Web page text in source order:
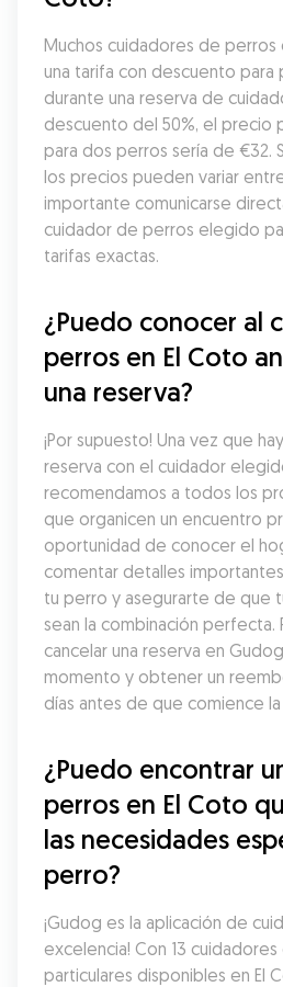
Muchos cuidadores de perros
una tarifa con descuento para
durante una reserva de
descuento del 50%, el precio
para dos perros sería de €32.
los precios pueden variar
importante comunicarse
cuidador de perros elegido
tarifas exactas.
¿Puedo conocer al
perros en El Coto
una reserva?
¡Por supuesto! Una vez que
reserva con el cuidador
recomendamos a todos los
que organicen un encuentro
oportunidad de conocer el
comentar detalles
tu perro y asegurarte de que
sean la combinación perfecta.
cancelar una reserva en
momento y obtener un
días antes de que comience
¿Puedo encontrar
perros en El Coto
las necesidades
perro?
¡Gudog es la aplicación de
excelencia! Con 13
particulares disponibles en El